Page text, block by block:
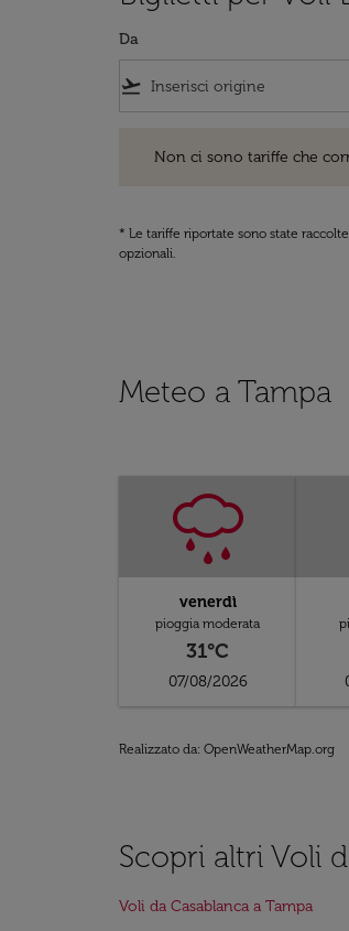
Da
flight_takeoff
Non ci sono tariffe che
* Le tariffe riportate sono state
opzionali.
Meteo a Tampa
venerdì
pioggia moderata
31°C
07/08/2026
Realizzato da: OpenWeatherMap.org
Scopri altri Voli
Voli da Casablanca a Tampa